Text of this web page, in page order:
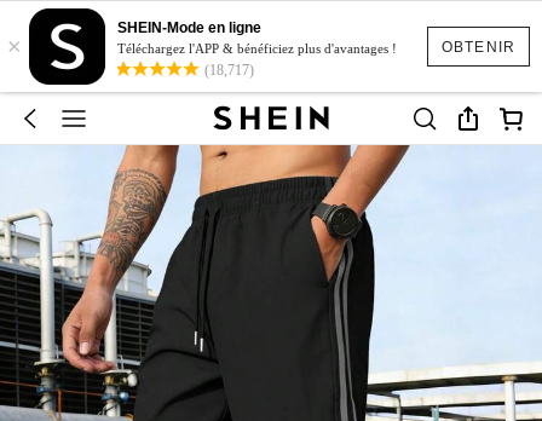
OBTENIR
×
SHEIN-Mode en ligne
Téléchargez l'APP & bénéficiez plus d'avantages !
(18,717)